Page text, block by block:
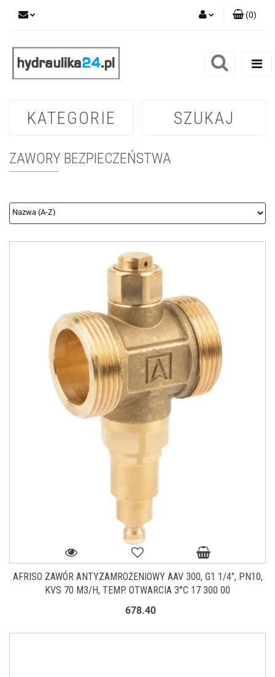
Zarejestruj się
(0)
KATEGORIE SZUKAJ
ZAWORY BEZPIECZEŃSTWA
AFRISO ZAWÓR ANTYZAMROŻENIOWY AAV 300, G1 1/4", PN10,
KVS 70 M3/H, TEMP. OTWARCIA 3°C 17 300 00
678.40